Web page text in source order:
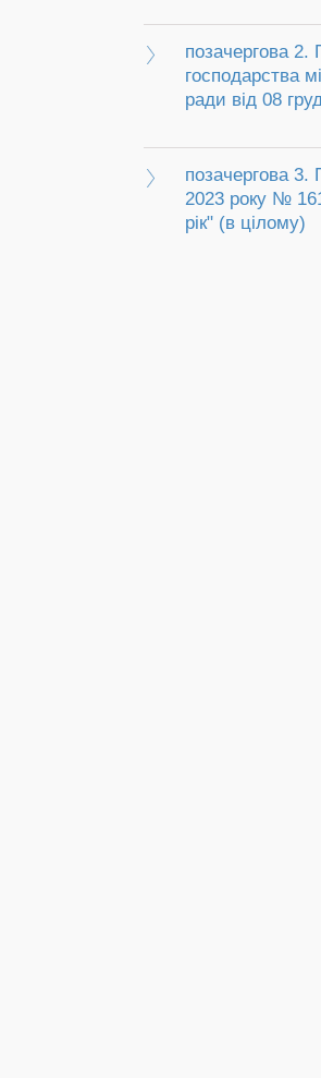
позачергова 2.
господарства
ради від 08
позачергова 3.
2023 року №
рік" (в цілому)